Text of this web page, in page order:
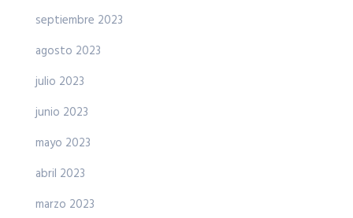
septiembre 2023
agosto 2023
julio 2023
junio 2023
mayo 2023
abril 2023
marzo 2023